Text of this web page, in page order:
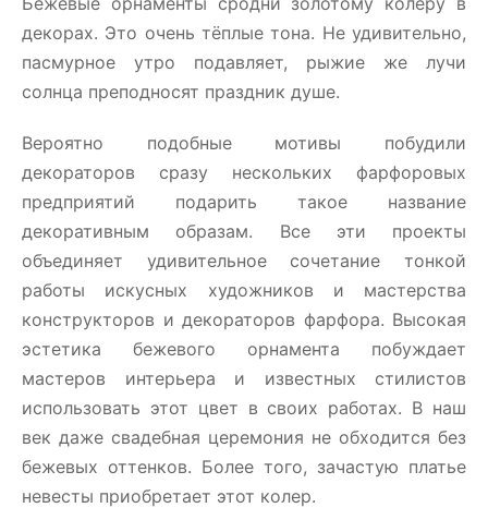
декорах. Это очень тёплые тона. Не удивительно,
пасмурное утро подавляет, рыжие же лучи
солнца преподносят праздник душе.
Вероятно подобные мотивы побудили
декораторов сразу нескольких фарфоровых
предприятий подарить такое название
декоративным образам. Все эти проекты
объединяет удивительное сочетание тонкой
работы искусных художников и мастерства
конструкторов и декораторов фарфора. Высокая
эстетика бежевого орнамента побуждает
мастеров интерьера и известных стилистов
использовать этот цвет в своих работах. В наш
век даже свадебная церемония не обходится без
бежевых оттенков. Более того, зачастую платье
невесты приобретает этот колер.